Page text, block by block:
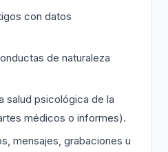
con datos
de naturaleza
salud psicológica de la
médicos o informes).
mensajes, grabaciones u